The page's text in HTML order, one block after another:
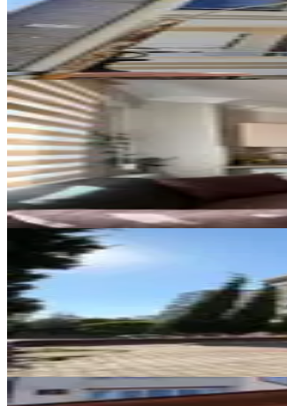
1+1·45 m²·2. Kat·
17.500 ₺
YENİ
Hurda Cafe
2+0 ·75 m²·4. Kat·
Onikişubat, Hürriyet
3+1·125 m²· Düz
19.500 ₺
YENİ